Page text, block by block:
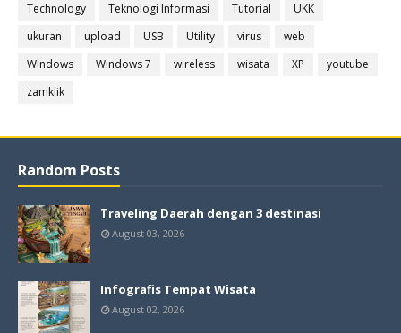
Technology
Teknologi Informasi Tutorial
UKK
ukuran
upload USB Utility virus
web
Windows
Windows 7 wireless wisata XP
youtube
zamklik
Random Posts
Traveling Daerah dengan 3 destinasi
August 03, 2026
Infografis Tempat Wisata
August 02, 2026